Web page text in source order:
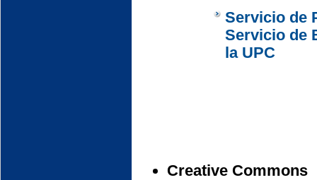
Servicio de
Servicio de
la UPC
Creative Commons